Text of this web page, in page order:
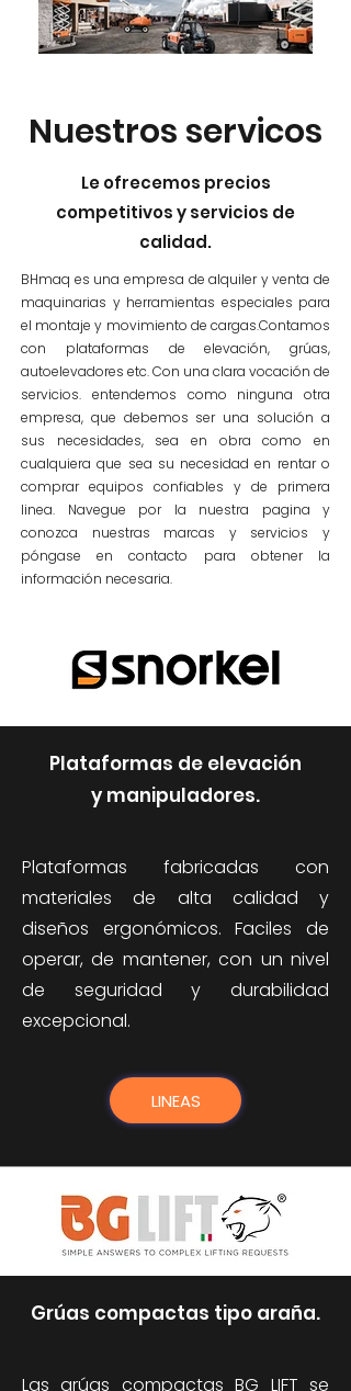
Nuestros servicos
Le ofrecemos precios
competitivos y servicios de
calidad.
BHmaq es una empresa de alquiler y venta de
maquinarias y herramientas especiales para
el montaje y movimiento de cargas.Contamos
con plataformas de elevación, grúas,
autoelevadores etc. Con una clara vocación de
servicios. entendemos como ninguna otra
empresa, que debemos ser una solución a
sus necesidades, sea en obra como en
cualquiera que sea su necesidad en rentar o
comprar equipos confiables y de primera
linea. Navegue por la nuestra pagina y
conozca nuestras marcas y servicios y
póngase en contacto para obtener la
información necesaria.
Plataformas de elevación
y manipuladores.
Plataformas fabricadas con
materiales de alta calidad y
diseños ergonómicos. Faciles de
operar, de mantener, con un nivel
de seguridad y durabilidad
excepcional.
LINEAS
Grúas compactas tipo araña.
Las grúas compactas BG LIFT se